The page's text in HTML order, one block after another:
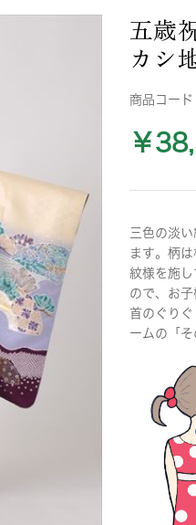
五歳
カシ
商品コード
￥
三色の淡
ます。柄
紋様を施
ので、お
首のぐり
ームの「